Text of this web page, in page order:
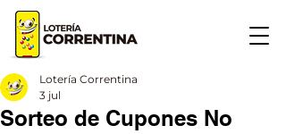
Sorteo de Cupones No
Lotería Correntina
3 jul